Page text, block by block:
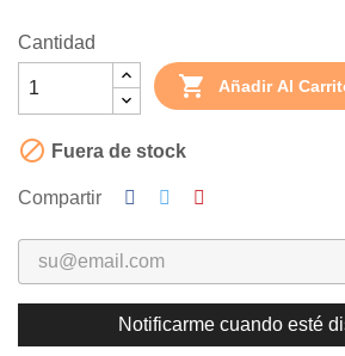
Cantidad
 Añadir Al
 Fuera de stock
Compartir
Notificarme cuando esté